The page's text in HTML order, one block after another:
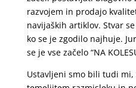
razvojem in prodajo
navijaških artiklov. Stvar
ko se je zgodilo najhuje.
se je vse začelo “NA
Ustavljeni smo bili tudi mi,